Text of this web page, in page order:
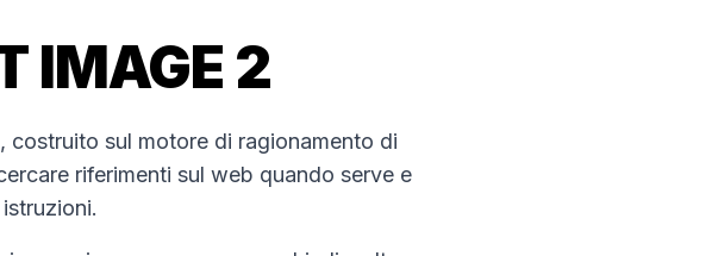
IMAGE 2
costruito sul motore di ragionamento di
riferimenti sul web quando serve e